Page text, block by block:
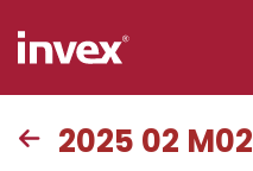
2025 02 M02